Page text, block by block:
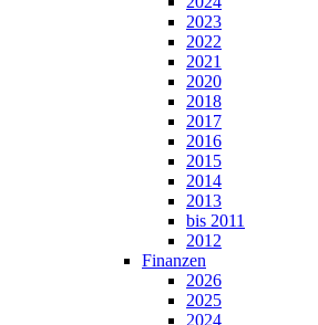
2023
2022
2021
2020
2018
2017
2016
2015
2014
2013
bis 2011
2012
Finanzen
2026
2025
2024